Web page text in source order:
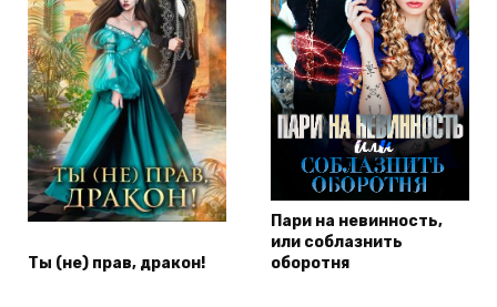
Ты (не) прав, дракон!
Пари на невинность,
или соблазнить
оборотня